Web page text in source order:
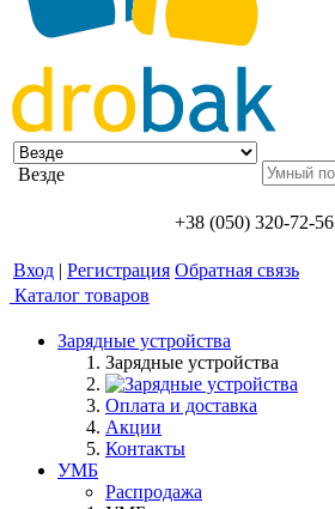
Везде
+38 (050) 320-72-56
Вход | Регистрация Обратная связь
Каталог товаров
Зарядные устройства
Зарядные устройства
Оплата и доставка
Акции
Контакты
УМБ
Распродажа